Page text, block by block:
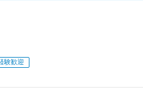
験歓迎